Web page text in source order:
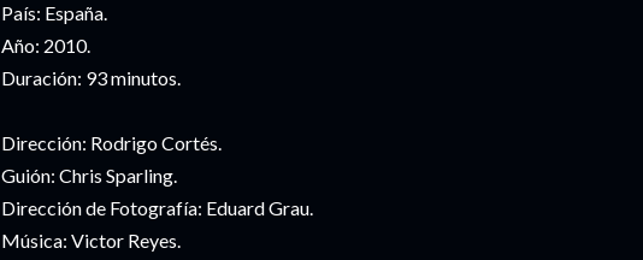
País: España.
Año: 2010.
Duración: 93 minutos.
Dirección: Rodrigo Cortés.
Guión: Chris Sparling.
Dirección de Fotografía: Eduard Grau.
Música: Victor Reyes.